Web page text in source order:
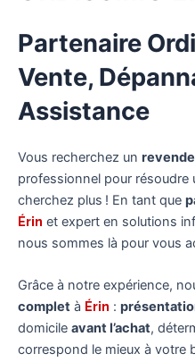
Partenaire
Vente,
Assistance
Vous recherchez un
professionnel pour résoudre
cherchez plus ! En tant que
Érin et expert en solutions
nous sommes là pour vous
Grâce à notre expérience,
complet à Érin :
domicile avant l’achat,
correspond le mieux à votre